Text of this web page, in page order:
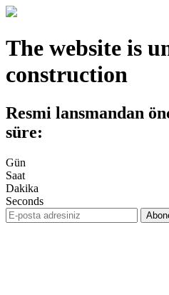
The website is
construction
Resmi lansmandan
süre:
Gün
Saat
Dakika
Seconds